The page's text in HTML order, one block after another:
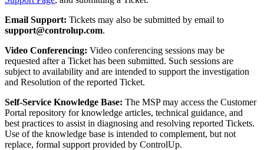
Email Support: Tickets may also be submitted by email to
support@controlup.com.
Video Conferencing: Video conferencing sessions may be
requested after a Ticket has been submitted. Such sessions are
subject to availability and are intended to support the investigation
and Resolution of the reported Ticket.
Self-Service Knowledge Base: The MSP may access the Customer
Portal repository for knowledge articles, technical guidance, and
best practices to assist in diagnosing and resolving reported Tickets.
Use of the knowledge base is intended to complement, but not
replace, formal support provided by ControlUp.